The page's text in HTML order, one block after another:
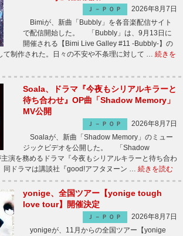
Ｊ－ＰＯＰ
2026年8月7日
Bimiが、新曲「Bubbly」を各音楽配信サイト
で配信開始した。 「Bubbly」は、9月13日に
開催される【Bimi Live Galley #11 -Bubbly-】の
て制作された。日々の不安や不条理に対して … 続きを
Soala、ドラマ『今夜もシリアルキラーと
待ち合わせ』OP曲「Shadow Memory」
MV公開
Ｊ－ＰＯＰ
2026年8月7日
Soalaが、新曲「Shadow Memory」のミュー
ジックビデオを公開した。 「Shadow
演を務めるドラマ『今夜もシリアルキラーと待ち合わ
同ドラマは講談社『good!アフタヌーン … 続きを読む
yonige、全国ツアー【yonige tough
love tour】開催決定
Ｊ－ＰＯＰ
2026年8月7日
yonigeが、11月からの全国ツアー【yonige